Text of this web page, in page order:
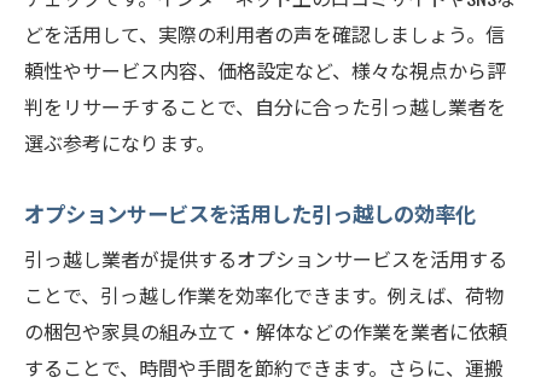
どを活用して、実際の利用者の声を確認しましょう。信
頼性やサービス内容、価格設定など、様々な視点から評
判をリサーチすることで、自分に合った引っ越し業者を
選ぶ参考になります。
オプションサービスを活用した引っ越しの効率化
引っ越し業者が提供するオプションサービスを活用する
ことで、引っ越し作業を効率化できます。例えば、荷物
の梱包や家具の組み立て・解体などの作業を業者に依頼
することで、時間や手間を節約できます。さらに、運搬